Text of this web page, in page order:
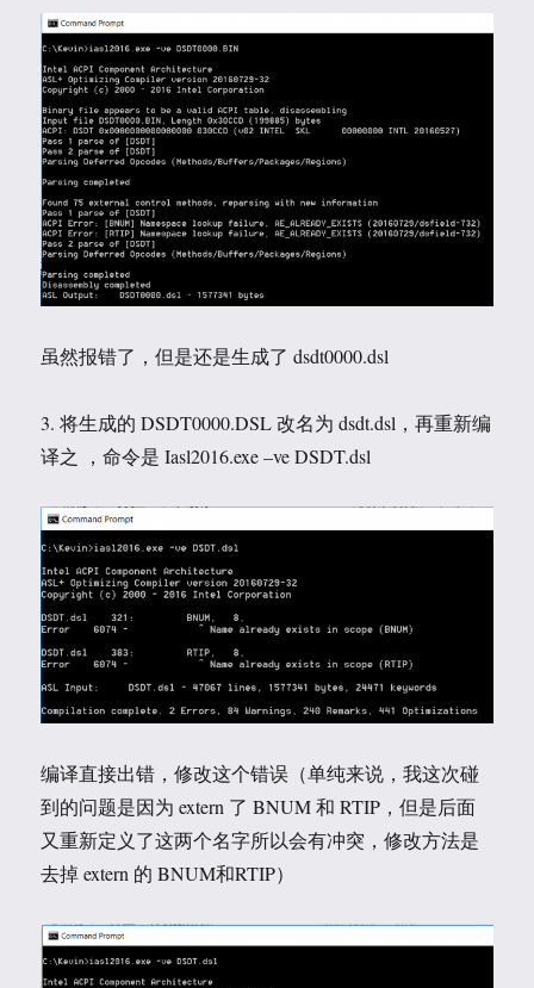
虽然报错了，但是还是生成了 dsdt0000.dsl
3. 将生成的 DSDT0000.DSL 改名为 dsdt.dsl，再重新编
译之 ，命令是 Iasl2016.exe –ve DSDT.dsl
编译直接出错，修改这个错误（单纯来说，我这次碰
到的问题是因为 extern 了 BNUM 和 RTIP，但是后面
又重新定义了这两个名字所以会有冲突，修改方法是
去掉 extern 的 BNUM和RTIP）